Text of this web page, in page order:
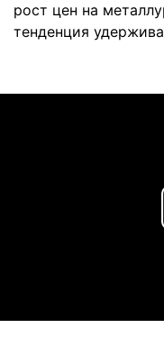
рост цен на
тенденция